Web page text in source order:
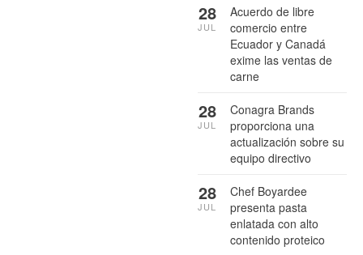
Acuerdo de libre
comercio entre
Ecuador y Canadá
exime las ventas de
carne
28
JUL
Conagra Brands
proporciona una
actualización sobre su
equipo directivo
28
JUL
Chef Boyardee
presenta pasta
enlatada con alto
contenido proteico
28
JUL